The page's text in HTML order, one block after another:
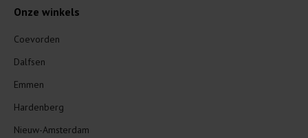
Onze winkels
Coevorden
Dalfsen
Emmen
Hardenberg
Nieuw-Amsterdam